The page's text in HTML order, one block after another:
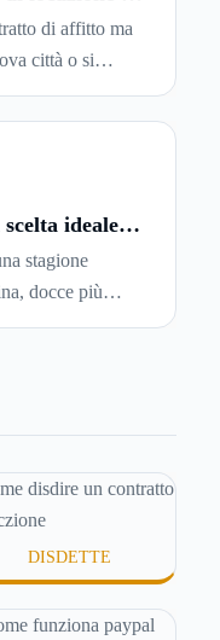
di affitto ma
città o si
per cui si
è legittimo
guida
un contratto
ideale
stagione
docce più
renderla
nei mesi caldi,
DISDETTE